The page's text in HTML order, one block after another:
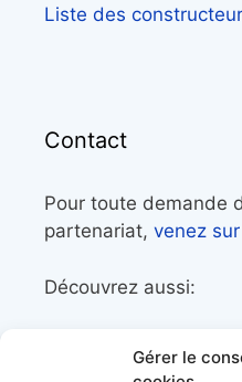
Gérer le
Liste des
Contact
Pour toute demande
partenariat, venez
Découvrez aussi:
librairie maritime